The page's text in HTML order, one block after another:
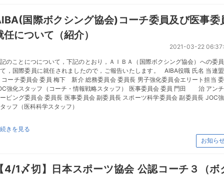
国際ボクシング協会)コーチ委員及び医事委
任について（紹介）
2021-03-22
のことにつについて，下記のとおり，ＡＩＢＡ（国際ボクシング協会）への委
，国際委員に就任されましたので，ご報告いたします。 AIBA役職 氏名 当連
コーチ委員会 委員 梅下 新介 総務委員会 委員長 男子強化委員会エリート担当
強化スタッフ（コーチ・情報戦略スタッフ） 医事委員会 委員 門田 治 アン
ピング委員会 委員長 医事委員会 副委員長 スポーツ科学委員会 副委員長 JOC
ッフ（医科科学スタッフ）
続きを見る
お知ら
4/1〆切】日本スポーツ協会 公認コーチ３（ボ